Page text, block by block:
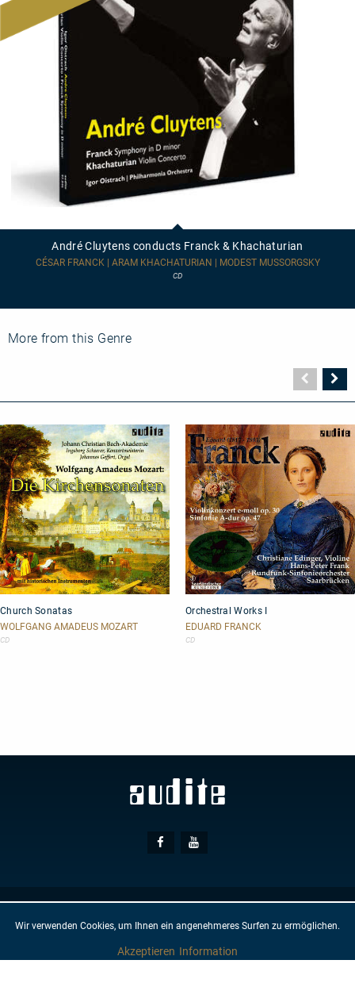
Wir verwenden Cookies, um Ihnen ein angenehmeres Surfen zu ermöglichen.
Akzeptieren Information
André Cluytens conducts Franck & Khachaturian
CÉSAR FRANCK | ARAM KHACHATURIAN | MODEST MUSSORGSKY
CD
More from this Genre
Seite
Sonatas
Church Sonatas
WOLFGANG AMADEUS MOZART
CD
Works
I
Orchestral Works I
EDUARD FRANCK
CD
Social Facebook
GTC IMPRINT PRIVACY PROTECTION NEWSLETTER CONTACT